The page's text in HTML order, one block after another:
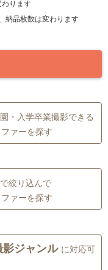
ります
納品枚数は変わります
・入学卒業撮影できる
ァーを探す
で絞り込んで
ァーを探す
影ジャンル に対応可